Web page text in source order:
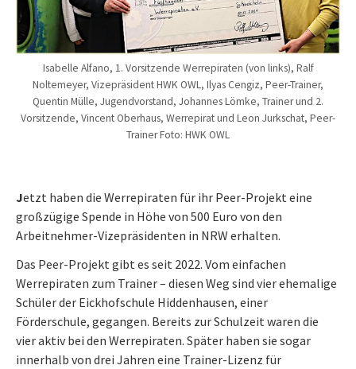
Isabelle Alfano, 1. Vorsitzende Werrepiraten (von links), Ralf
Noltemeyer, Vizepräsident HWK OWL, Ilyas Cengiz, Peer-Trainer,
Quentin Mülle, Jugendvorstand, Johannes Lömke, Trainer und 2.
Vorsitzende, Vincent Oberhaus, Werrepirat und Leon Jurkschat, Peer-
Trainer Foto: HWK OWL
Jetzt haben die Werrepiraten für ihr Peer-Projekt eine
großzügige Spende in Höhe von 500 Euro von den
Arbeitnehmer-Vizepräsidenten in NRW erhalten.
Das Peer-Projekt gibt es seit 2022. Vom einfachen
Werrepiraten zum Trainer – diesen Weg sind vier ehemalige
Schüler der Eickhofschule Hiddenhausen, einer
Förderschule, gegangen. Bereits zur Schulzeit waren die
vier aktiv bei den Werrepiraten. Später haben sie sogar
innerhalb von drei Jahren eine Trainer-Lizenz für